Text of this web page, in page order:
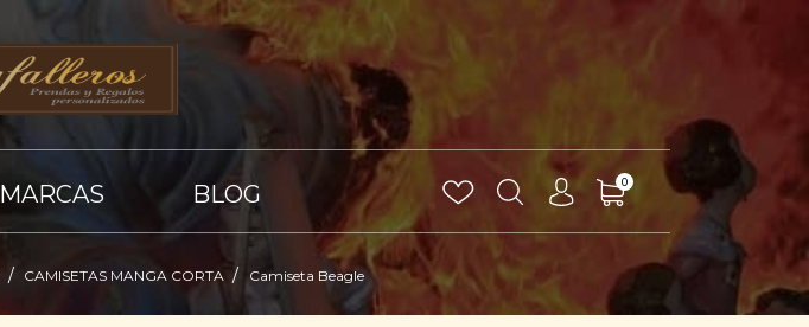
MARCAS BLOG 0
CAMISETAS MANGA CORTA Camiseta Beagle